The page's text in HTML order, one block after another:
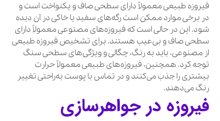
فیروزه طبیعی معمولاً دارای سطحی صاف و یکنواخت است و
در برخی موارد ممکن است رگه‌های سفید یا خاکی در آن دیده
شود. این در حالی است که فیروزه‌های مصنوعی معمولاً دارای
سطحی صاف و بی‌عیب هستند. برای تشخیص فیروزه طبیعی
از مصنوعی، باید به رنگ، چگالی و ویژگی‌های سطحی سنگ
توجه کرد. همچنین، فیروزه‌های طبیعی معمولاً حرارت
بیشتری را جذب می‌کنند و در تماس با پوست به‌راحتی تغییر
رنگ می‌دهند.
فیروزه در جواهرسازی